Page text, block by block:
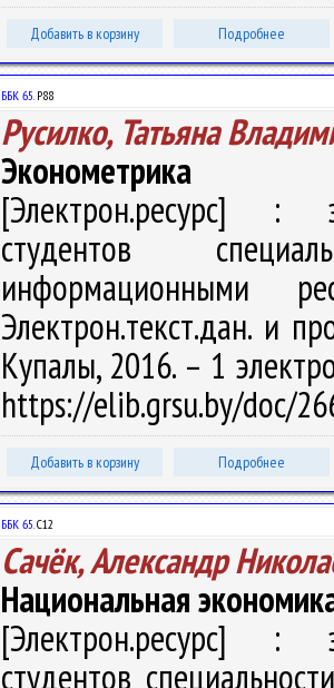
Добавить в корзину Подробнее
ББК 65.Р88
Русилко, Татьяна
Эконометрика
[Электрон.ресурс] :
студентов
Электрон.текст.дан. и
Купалы, 2016. – 1
https://elib.grsu.by/doc/
Добавить в корзину Подробнее
ББК 65.С12
Сачёк, Александр
Национальная
[Электрон.ресурс] :
студентов